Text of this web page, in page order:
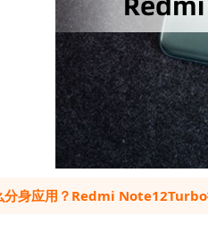
身应用？Redmi Note12Turbo